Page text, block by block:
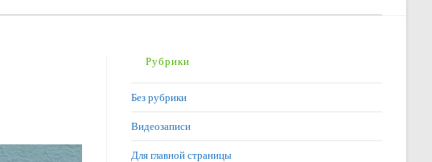
Рубрики
Без рубрики
Видеозаписи
Для главной страницы